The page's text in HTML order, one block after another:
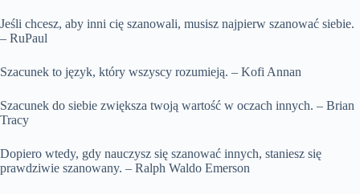
Jeśli chcesz, aby inni cię szanowali, musisz najpierw szanować siebie.
– RuPaul
Szacunek to język, który wszyscy rozumieją. – Kofi Annan
Szacunek do siebie zwiększa twoją wartość w oczach innych. – Brian
Tracy
Dopiero wtedy, gdy nauczysz się szanować innych, staniesz się
prawdziwie szanowany. – Ralph Waldo Emerson